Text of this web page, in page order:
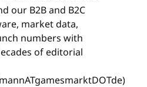
our B2B and B2C
market data,
numbers with
of editorial